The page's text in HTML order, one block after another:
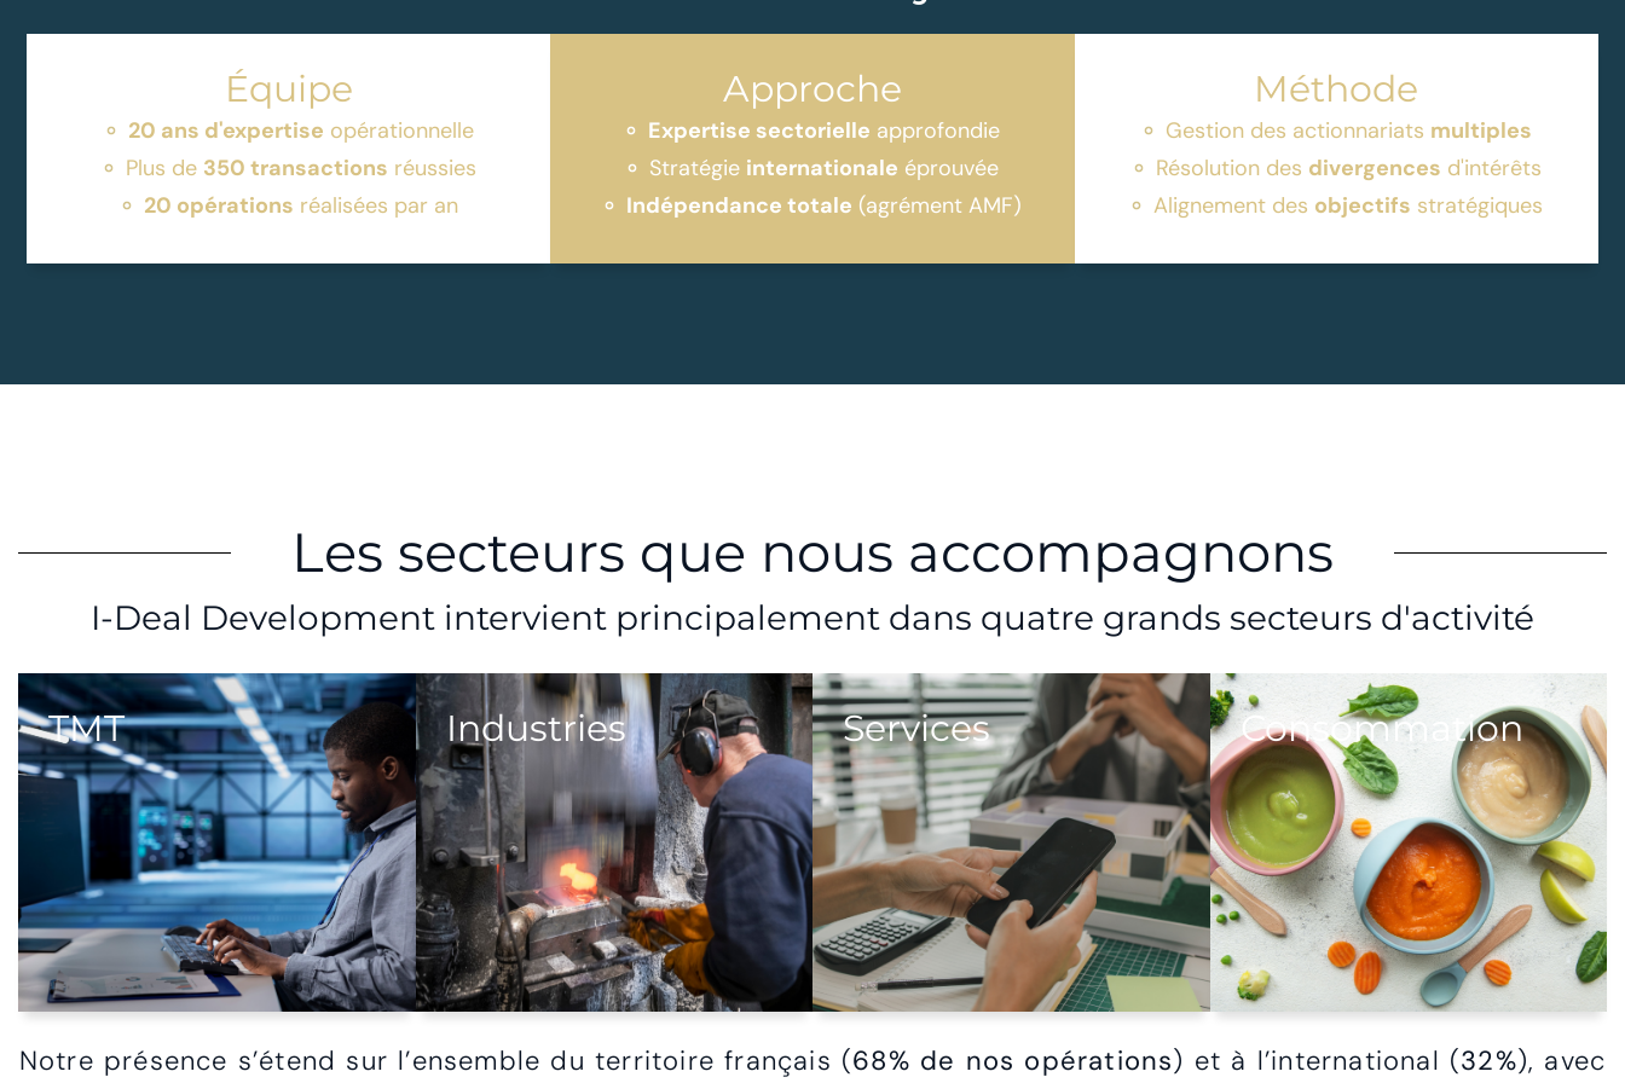
Équipe
20 ans d'expertise opérationnelle
Plus de 350 transactions réussies
20 opérations réalisées par an
Approche
Expertise sectorielle approfondie
Stratégie internationale éprouvée
Indépendance totale (agrément AMF)
Méthode
Gestion des actionnariats multiples
Résolution des divergences d'intérêts
Alignement des objectifs stratégiques
Les secteurs que nous accompagnons
I-Deal Development intervient principalement dans quatre grands secteurs d'activité
TMT Industries Services Consommation
Notre présence s’étend sur l’ensemble du territoire français (68% de nos opérations) et à l’international (32%), avec